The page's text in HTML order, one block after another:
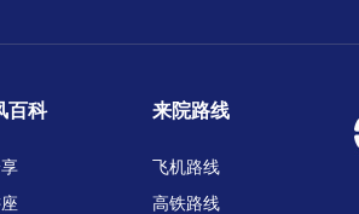
百科 来院路线
飞机路线
高铁路线